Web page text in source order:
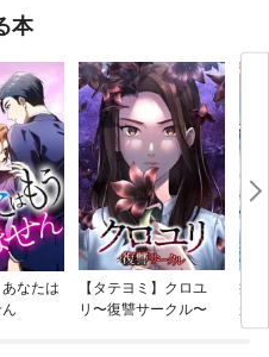
本
あなたは
【タテヨミ】クロユ
リ〜復讐サークル〜
病
が
ぎ